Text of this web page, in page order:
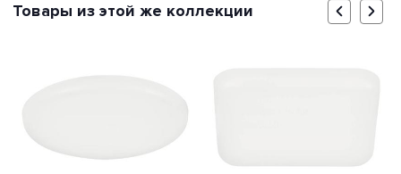
Товары из этой же коллекции